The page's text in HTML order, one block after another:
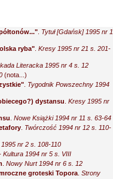
Tytuł [Gdańsk] 1995 nr 1
ryba" Kresy 1995 nr 21 s. 201-
Literacka 1995 nr 4 s. 12
(nota...)
Tygodnik Powszechny 1994
dystansu Kresy 1995 nr
Nowe Książki 1994 nr 11 s. 63-64
Twórczość 1994 nr 12 s. 110-
nr 2 s. 108-110
Kultura 1994 nr 5 s. VIII
Nowy Nurt 1994 nr 6 s. 12
groteski Topora Strony